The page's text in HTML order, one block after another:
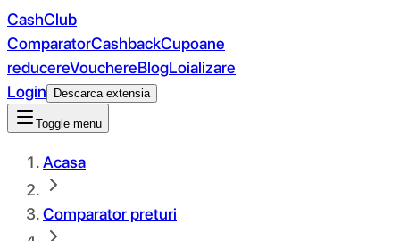
CashClub
ComparatorCashbackCupoane
reducereVouchereBlogLoializare
Login
Descarca extensia
Toggle menu
Acasa
Comparator preturi